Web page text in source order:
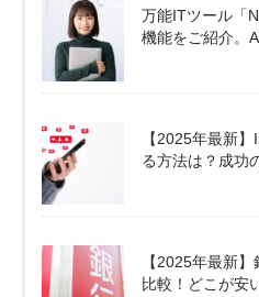
万能ITツール「
機能をご紹介。
【2025年最新
る方法は？成功
【2025年最新
比較！どこが安